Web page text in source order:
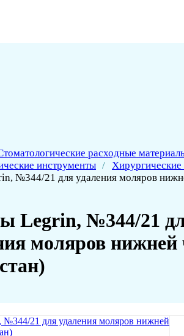
расходные
инструменты /
№344/21 для удаления моляров
Legrin, №344/21
моляров нижней